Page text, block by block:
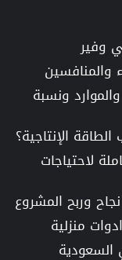
وفير
ونسبة
الإنتاجية؟
لاحتياجات
وربح المشروع
منزلية